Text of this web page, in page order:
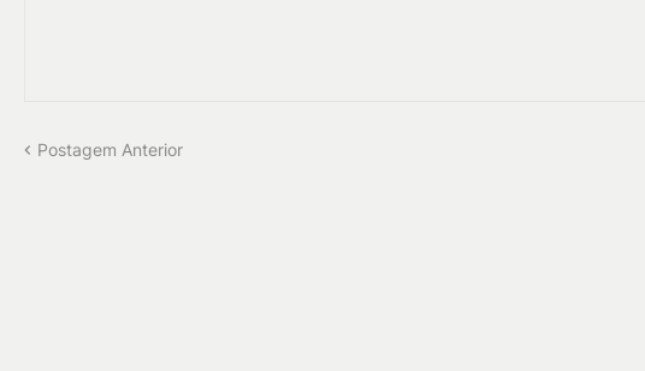
Postagem Anterior